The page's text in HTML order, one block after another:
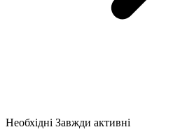
Необхідні Завжди активні